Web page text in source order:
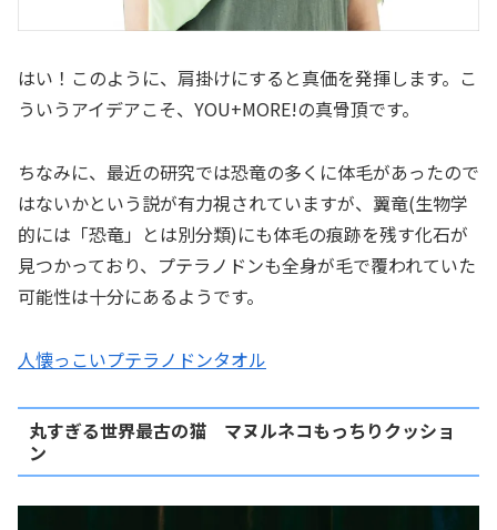
はい！このように、肩掛けにすると真価を発揮します。こ
ういうアイデアこそ、YOU+MORE!の真骨頂です。
ちなみに、最近の研究では恐竜の多くに体毛があったので
はないかという説が有力視されていますが、翼竜(生物学
的には「恐竜」とは別分類)にも体毛の痕跡を残す化石が
見つかっており、プテラノドンも全身が毛で覆われていた
可能性は十分にあるようです。
人懐っこいプテラノドンタオル
丸すぎる世界最古の猫 マヌルネコもっちりクッショ
ン